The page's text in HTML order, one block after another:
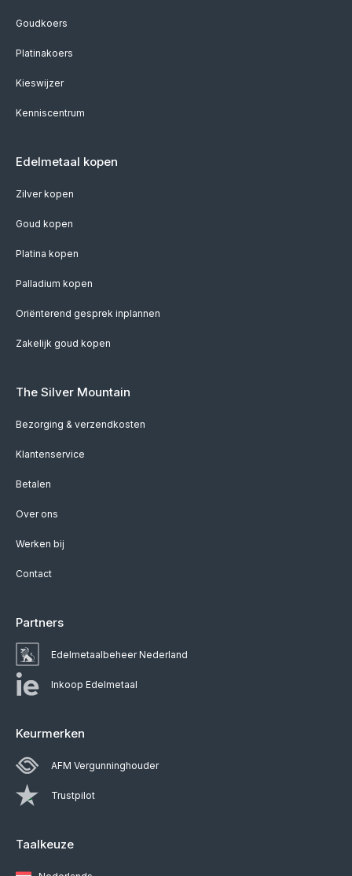
Goudkoers
Platinakoers
Kieswijzer
Kenniscentrum
Edelmetaal kopen
Zilver kopen
Goud kopen
Platina kopen
Palladium kopen
Oriënterend gesprek inplannen
Zakelijk goud kopen
The Silver Mountain
Bezorging & verzendkosten
Klantenservice
Betalen
Over ons
Werken bij
Contact
Partners
Edelmetaalbeheer Nederland
Inkoop Edelmetaal
Keurmerken
AFM Vergunninghouder
Trustpilot
Taalkeuze